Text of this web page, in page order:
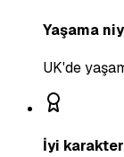
Yaşama
UK'de
İyi karakter